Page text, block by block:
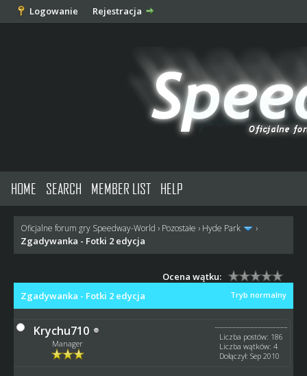
Logowanie Rejestracja
HOME SEARCH MEMBER LIST HELP
Oficjalne forum gry Speedway-World › Pozostałe › Hyde Park ›
Zgadywanka - Fotki 2 edycja
Ocena wątku:
Tryb normalny
Zgadywanka - Fotki 2 edycja
Krychu710
Manager
Liczba postów: 186
Liczba wątków: 4
Dołączył: Sep 2010